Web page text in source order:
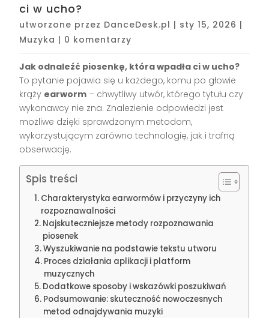
ci w ucho?
utworzone przez DanceDesk.pl | sty 15, 2026 |
Muzyka | 0 komentarzy
Jak odnaleźć piosenkę, która wpadła ci w ucho?
To pytanie pojawia się u każdego, komu po głowie
krąży earworm – chwytliwy utwór, którego tytułu czy
wykonawcy nie zna. Znalezienie odpowiedzi jest
możliwe dzięki sprawdzonym metodom,
wykorzystującym zarówno technologię, jak i trafną
obserwację.
Spis treści
Charakterystyka earwormów i przyczyny ich
rozpoznawalności
Najskuteczniejsze metody rozpoznawania
piosenek
Wyszukiwanie na podstawie tekstu utworu
Proces działania aplikacji i platform
muzycznych
Dodatkowe sposoby i wskazówki poszukiwań
Podsumowanie: skuteczność nowoczesnych
metod odnajdywania muzyki